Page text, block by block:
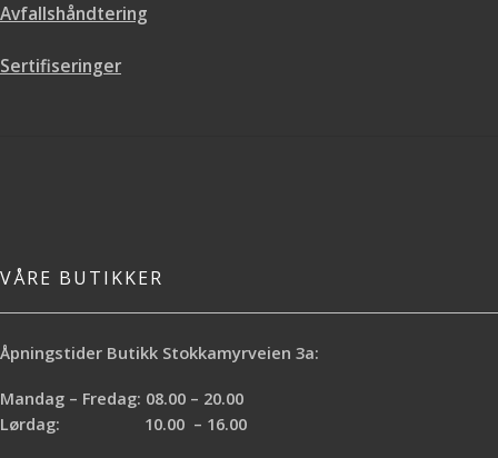
Avfallshåndtering
Sertifiseringer
VÅRE BUTIKKER
Åpningstider Butikk Stokkamyrveien 3a:
Mandag – Fredag: 08.00 – 20.00
Lørdag: 10.00 – 16.00